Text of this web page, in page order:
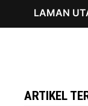
LAMAN
ARTIKEL